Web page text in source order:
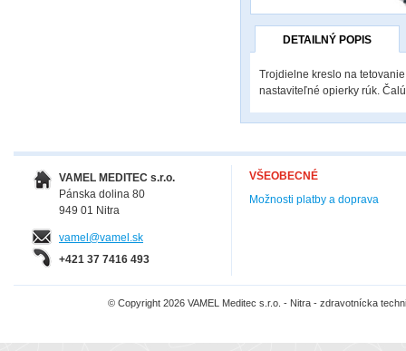
DETAILNÝ POPIS
Trojdielne kreslo na
nastaviteľné opierky rúk.
VAMEL MEDITEC s.r.o.
Pánska dolina 80
949 01 Nitra
vamel@vamel.sk
+421 37 7416 493
VŠEOBECNÉ
Možnosti platby a doprava
© Copyright 2026 VAMEL Meditec s.r.o. - Nitra - zdravotnícka